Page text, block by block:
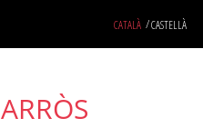
CATALÀ CASTELLÀ
ARRÒS